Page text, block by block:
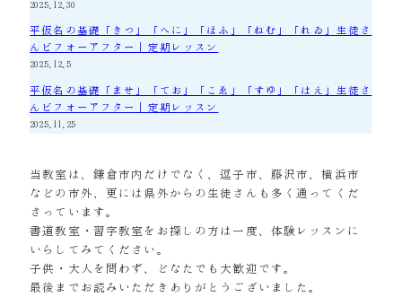
2025.12.30
平仮名の基礎「きつ」「へに」「ほふ」「ねむ」「れゐ」生徒さ
んビフォーアフター｜定期レッスン
2025.12.5
平仮名の基礎「ませ」「てお」「こゑ」「すゆ」「はえ」生徒さ
んビフォーアフター｜定期レッスン
2025.11.25
当教室は、鎌倉市内だけでなく、逗子市、藤沢市、横浜市
などの市外、更には県外からの生徒さんも多く通ってくだ
さっています。
書道教室・習字教室をお探しの方は一度、体験レッスンに
いらしてみてください。
子供・大人を問わず、どなたでも大歓迎です。
最後までお読みいただきありがとうございました。